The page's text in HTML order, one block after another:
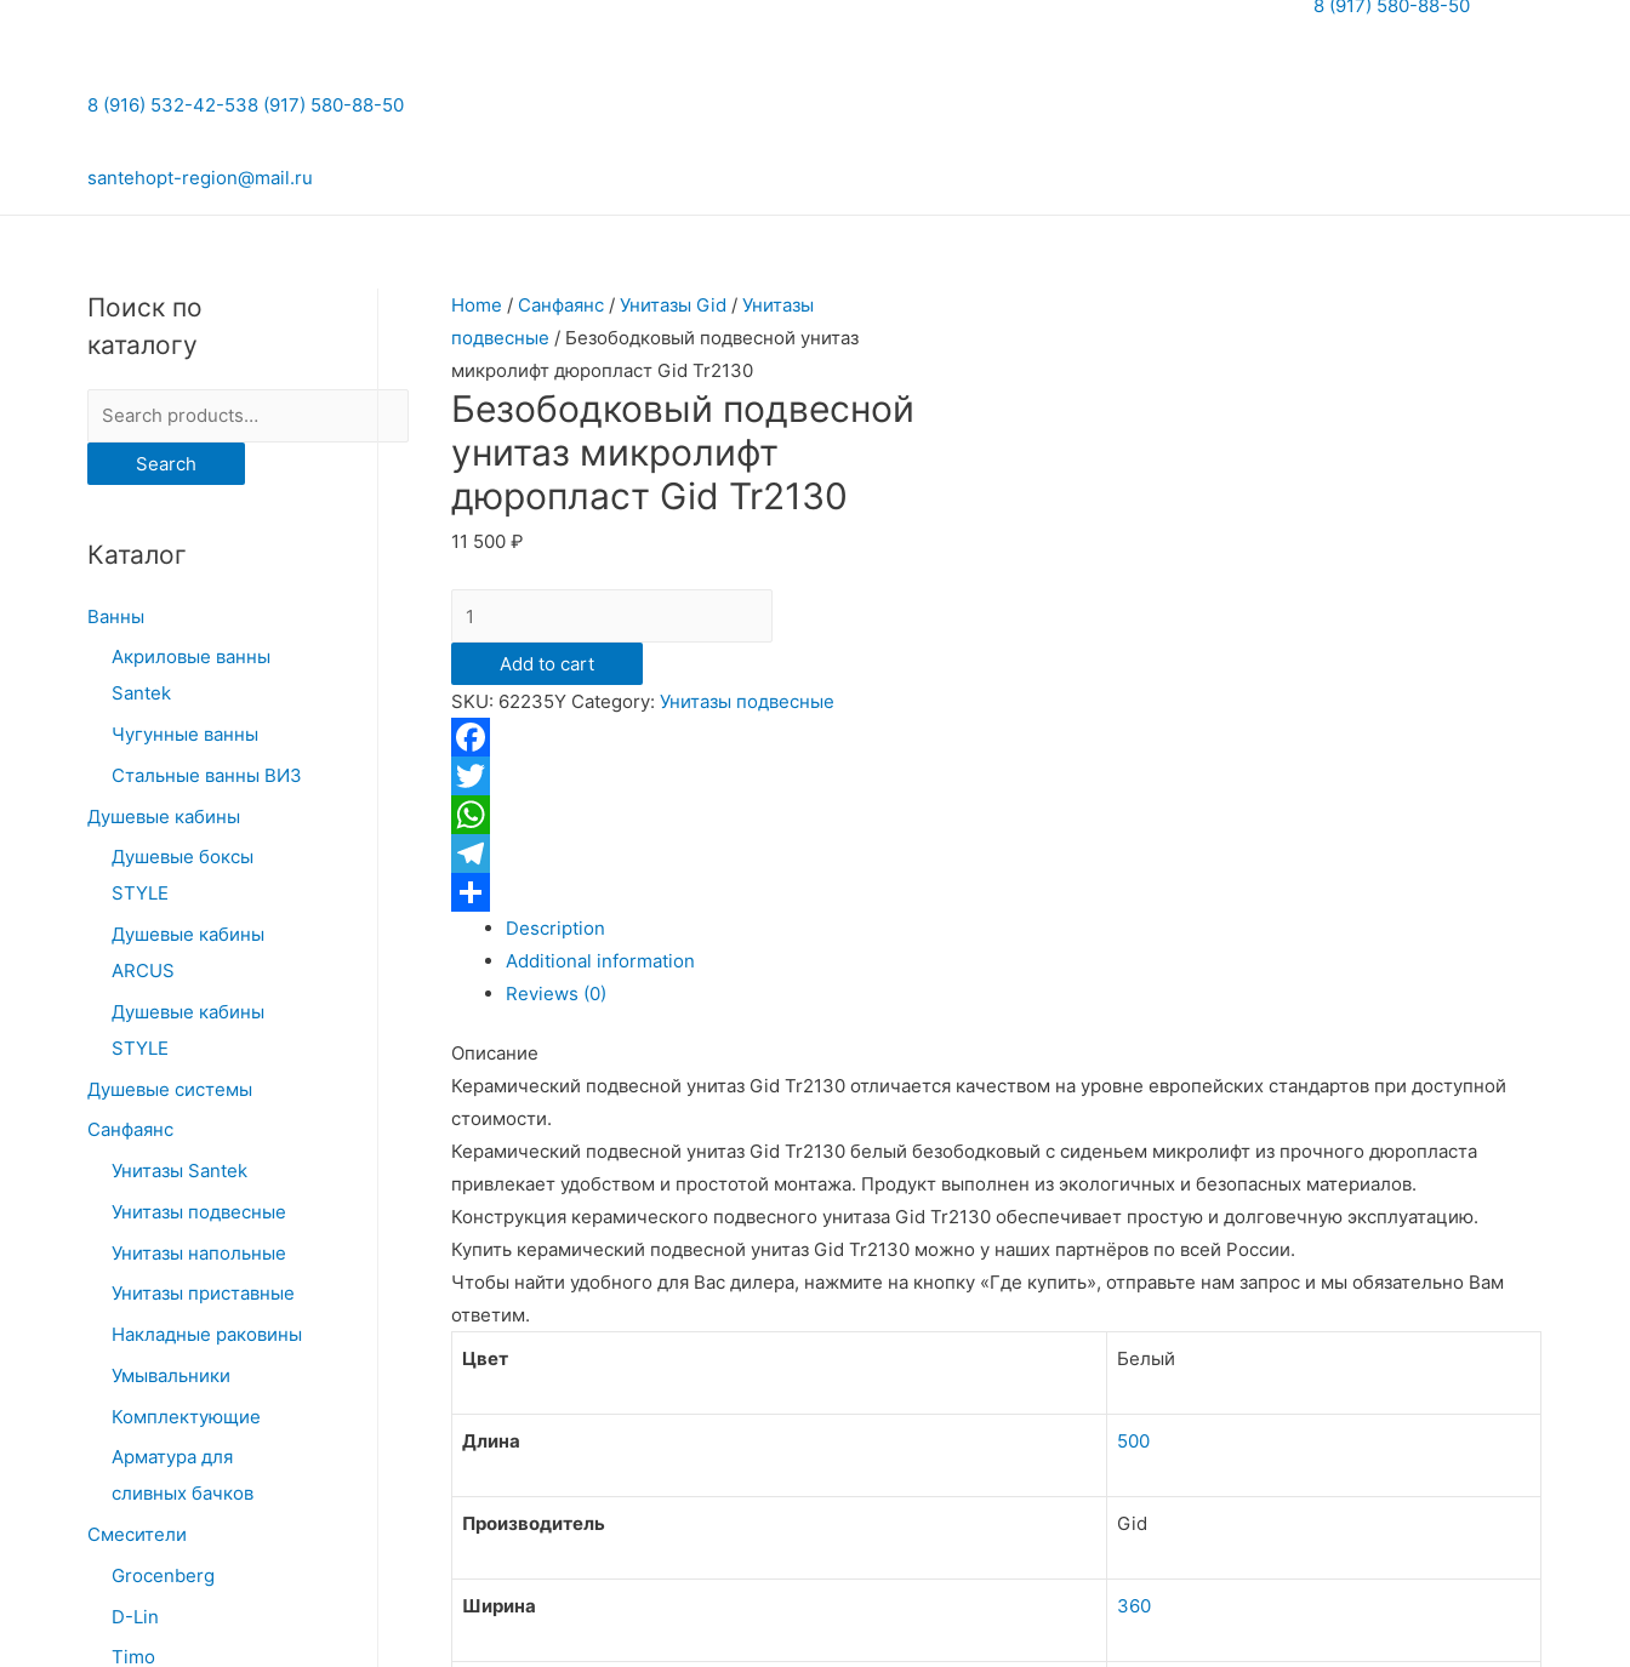
8 (917) 580-88-50
8 (916) 532-42-538 (917) 580-88-50
santehopt-region@mail.ru
Поиск по
каталогу
e
a
c
f
Search
Каталог
Ванны
Акриловые ванны
Santek
Чугунные ванны
Стальные ванны ВИЗ
Душевые кабины
Душевые боксы
STYLE
Душевые кабины
ARCUS
Душевые кабины
STYLE
Душевые системы
Санфаянс
Унитазы Santek
Унитазы подвесные
Унитазы напольные
Унитазы приставные
Накладные раковины
Умывальники
Комплектующие
Арматура для
сливных бачков
Смесители
Grocenberg
D-Lin
Timo
Home / Санфаянс / Унитазы Gid / Унитазы
подвесные / Безободковый подвесной унитаз
микролифт дюропласт Gid Tr2130
Безободковый подвесной
унитаз микролифт
дюропласт Gid Tr2130
11 500 ₽
Безободковый
подвесной
унитаз
микролифт
дюропласт
Gid
Tr2130
quantity
Add to cart
SKU: 62235Y Category: Унитазы подвесные
Facebook
Twitter
WhatsApp
Telegram
ОтправитьDescription
Additional information
Reviews (0)
Описание
Керамический подвесной унитаз Gid Tr2130 отличается качеством на уровне европейских стандартов при доступной
стоимости.
Керамический подвесной унитаз Gid Tr2130 белый безободковый с сиденьем микролифт из прочного дюропласта
привлекает удобством и простотой монтажа. Продукт выполнен из экологичных и безопасных материалов.
Конструкция керамического подвесного унитаза Gid Tr2130 обеспечивает простую и долговечную эксплуатацию.
Купить керамический подвесной унитаз Gid Tr2130 можно у наших партнёров по всей России.
Чтобы найти удобного для Вас дилера, нажмите на кнопку «Где купить», отправьте нам запрос и мы обязательно Вам
ответим.
Цвет
Белый
Длина 500
Производитель Gid
Ширина 360